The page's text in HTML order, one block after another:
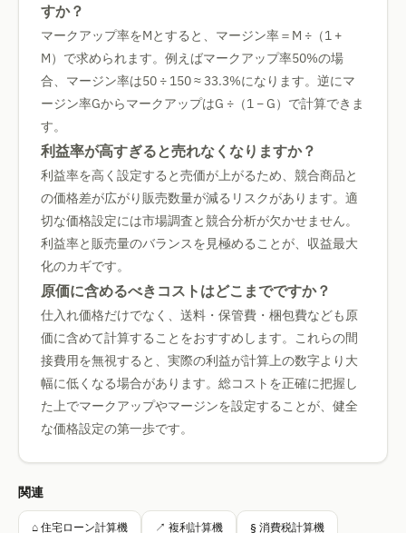
すか？
マークアップ率をMとすると、マージン率＝M ÷（1 +
M）で求められます。例えばマークアップ率50%の場
合、マージン率は50 ÷ 150 ≈ 33.3%になります。逆にマ
ージン率GからマークアップはG ÷（1 − G）で計算できま
す。
利益率が高すぎると売れなくなりますか？
利益率を高く設定すると売価が上がるため、競合商品と
の価格差が広がり販売数量が減るリスクがあります。適
切な価格設定には市場調査と競合分析が欠かせません。
利益率と販売量のバランスを見極めることが、収益最大
化のカギです。
原価に含めるべきコストはどこまでですか？
仕入れ価格だけでなく、送料・保管費・梱包費なども原
価に含めて計算することをおすすめします。これらの間
接費用を無視すると、実際の利益が計算上の数字より大
幅に低くなる場合があります。総コストを正確に把握し
た上でマークアップやマージンを設定することが、健全
な価格設定の第一歩です。
関連
⌂ 住宅ローン計算機 ↗ 複利計算機 § 消費税計算機